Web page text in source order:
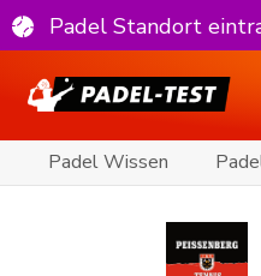
Padel Standort
Padel Wissen